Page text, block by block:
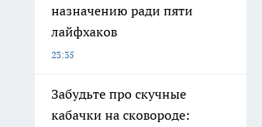
назначению ради пяти
лайфхаков
23:35
Забудьте про скучные
кабачки на сковороде: